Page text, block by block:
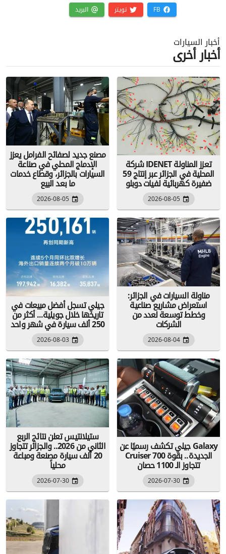
FB تويتر البريد
أخبار السيارات
أخبار أخرى
شركة IDENET تعزز المناولة
المحلية في الجزائر عبر إنتاج 59
ضفيرة كهربائية لفيات دوبلو
2026-08-05
مصنع جديد لصفائح الفرامل يعزز
الإدماج المحلي في صناعة
السيارات بالجزائر، وقطاع خدمات
ما بعد البيع
2026-08-05
مناولة السيارات في الجزائر:
استعراض مشاريع صناعية
وخطط توسعة لعدد من
الشركات
2026-08-04
جيلي تسجل أفضل مبيعات في
تاريخها خلال جويلية... أكثر من
250 ألف سيارة في شهر واحد
2026-08-03
جيلي تكشف رسميًا عن Galaxy
Cruiser 700 الجديدة.. بقوة
تتجاوز الـ 1100 حصان
2026-07-30
ستيلانتيس تعلن نتائج الربع
الثاني من 2026.. والجزائر تتجاوز
20 ألف سيارة مصنعة ومباعة
محلياً
2026-07-30